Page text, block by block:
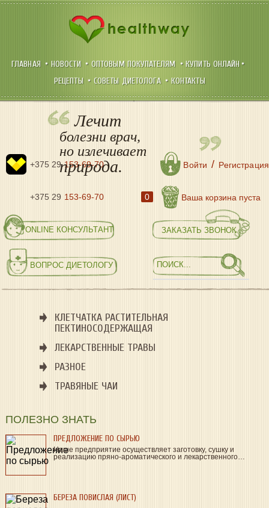
ГЛАВНАЯ НОВОСТИ ОПТОВЫМ ПОКУПАТЕЛЯМ
КУПИТЬ ОНЛАЙН
РЕЦЕПТЫ
СОВЕТЫ ДИЕТОЛОГА КОНТАКТЫ
+375 29 153-69-70
+375 29 153-69-70
Лечит
болезни врач,
но излечивает
природа. Войти / Регистрация
0 Ваша корзина пуста
ЗАКАЗАТЬ ЗВОНОК
ВОПРОС ДИЕТОЛОГУ
ONLINE КОНСУЛЬТАНТ
КЛЕТЧАТКА РАСТИТЕЛЬНАЯ
ПЕКТИНОСОДЕРЖАЩАЯ
ЛЕКАРСТВЕННЫЕ ТРАВЫ
РАЗНОЕ
ТРАВЯНЫЕ ЧАИ
ПОЛЕЗНО ЗНАТЬ
ПРЕДЛОЖЕНИЕ ПО СЫРЬЮ
Наше предприятие осуществляет заготовку, сушку и
реализацию пряно-ароматического и лекарственного…
БЕРЕЗА ПОВИСЛАЯ (ЛИСТ)